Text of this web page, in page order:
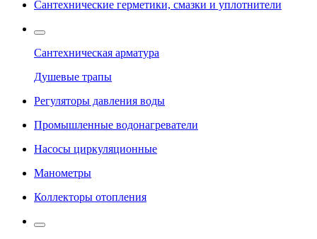
Сантехнические герметики, смазки и уплотнители
Сантехническая арматура
Душевые трапы
Регуляторы давления воды
Промышленные водонагреватели
Насосы циркуляционные
Манометры
Коллекторы отопления